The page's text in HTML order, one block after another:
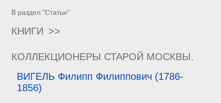
В раздел "Статьи"
КНИГИ >>
КОЛЛЕКЦИОНЕРЫ СТАРОЙ МОСКВЫ.
ВИГЕЛЬ Филипп Филиппович (1786-
1856)